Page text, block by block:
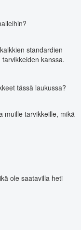
standardien
kanssa.
tässä laukussa?
muille tarvikkeille, mikä
ole saatavilla heti